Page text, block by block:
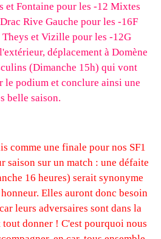
et Fontaine pour les -12 Mixtes
Rive Gauche pour les -16F
Theys et Vizille pour les -12G
déplacement à Domène
(Dimanche 15h) qui vont
le podium et conclure ainsi une
belle saison.
comme une finale pour nos SF1
saison sur un match : une défaite
16 heures) serait synonyme
Elles auront donc besoin
leurs adversaires sont dans la
donner ! C'est pourquoi nous